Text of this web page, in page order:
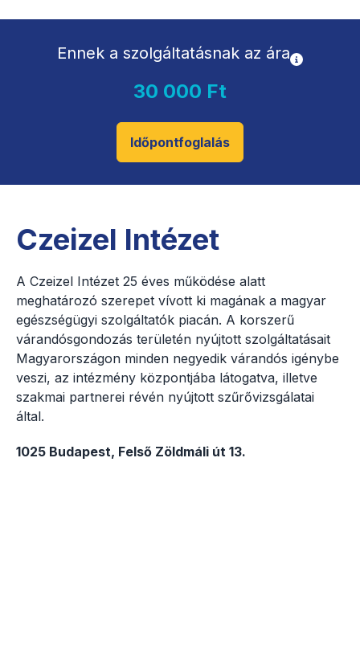
Ennek a szolgáltatásnak az ára
30 000 Ft
Időpontfoglalás
Czeizel Intézet
A Czeizel Intézet 25 éves működése alatt
meghatározó szerepet vívott ki magának a magyar
egészségügyi szolgáltatók piacán. A korszerű
várandósgondozás területén nyújtott szolgáltatásait
Magyarországon minden negyedik várandós igénybe
veszi, az intézmény központjába látogatva, illetve
szakmai partnerei révén nyújtott szűrővizsgálatai
által.
1025 Budapest, Felső Zöldmáli út 13.